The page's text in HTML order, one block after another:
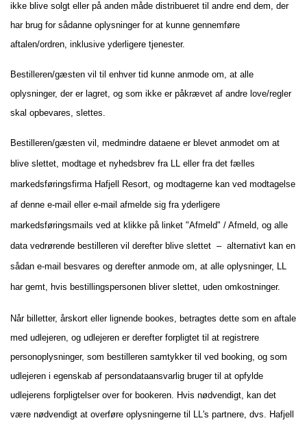
ikke blive solgt eller på anden måde distribueret til andre end dem, der
har brug for sådanne oplysninger for at kunne gennemføre
aftalen/ordren, inklusive yderligere tjenester.
Bestilleren/gæsten vil til enhver tid kunne anmode om, at alle
oplysninger, der er lagret, og som ikke er påkrævet af andre love/regler
skal opbevares, slettes.
Bestilleren/gæsten vil, medmindre dataene er blevet anmodet om at
blive slettet, modtage et nyhedsbrev fra LL eller fra det fælles
markedsføringsfirma Hafjell Resort, og modtagerne kan ved modtagelse
af denne e-mail eller e-mail afmelde sig fra yderligere
markedsføringsmails ved at klikke på linket "Afmeld" / Afmeld, og alle
data vedrørende bestilleren vil derefter blive slettet – alternativt kan en
sådan e-mail besvares og derefter anmode om, at alle oplysninger, LL
har gemt, hvis bestillingspersonen bliver slettet, uden omkostninger.
Når billetter, årskort eller lignende bookes, betragtes dette som en aftale
med udlejeren, og udlejeren er derefter forpligtet til at registrere
personoplysninger, som bestilleren samtykker til ved booking, og som
udlejeren i egenskab af persondataansvarlig bruger til at opfylde
udlejerens forpligtelser over for bookeren. Hvis nødvendigt, kan det
være nødvendigt at overføre oplysningerne til LL's partnere, dvs. Hafjell